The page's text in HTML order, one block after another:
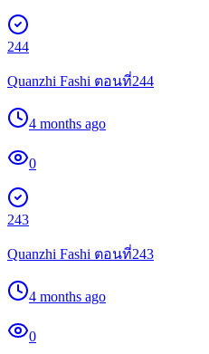
244
Quanzhi Fashi ตอนที่244
4 months ago
0
243
Quanzhi Fashi ตอนที่243
4 months ago
0